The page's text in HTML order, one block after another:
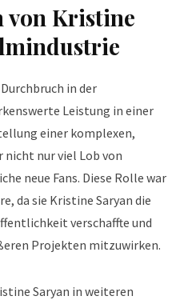
von Kristine
in der
Leistung in einer
einer komplexen,
nur viel Lob von
neue Fans. Diese Rolle war
da sie Kristine Saryan die
verschaffte und
Projekten mitzuwirken.
Saryan in weiteren